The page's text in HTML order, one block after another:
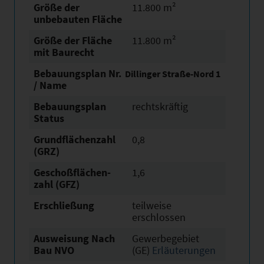
Größe der
unbebauten Fläche
11.800 m²
Größe der Fläche
mit Baurecht
11.800 m²
Bebauungsplan Nr.
/ Name
Dillinger Straße-Nord 1
Bebauungsplan
Status
rechtskräftig
Grundflächen­zahl
(GRZ)
0,8
Geschoßflächen­
zahl (GFZ)
1,6
Erschließung
teilweise
erschlossen
Ausweisung Nach
Bau NVO
Gewerbegebiet
(GE) Erläuterungen